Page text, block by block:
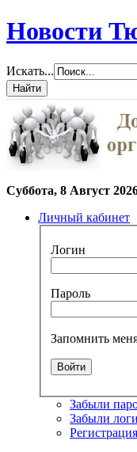
Новости
Искать...
Суббота, 8 Август
Личный кабинет
Логин
Пароль
Запомнить
Забыли
Забыли
Регистрация